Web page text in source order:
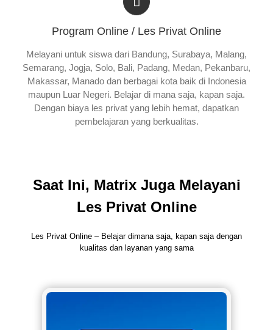
Program Online / Les Privat Online
Melayani untuk siswa dari Bandung, Surabaya, Malang,
Semarang, Jogja, Solo, Bali, Padang, Medan, Pekanbaru,
Makassar, Manado dan berbagai kota baik di Indonesia
maupun Luar Negeri. Belajar di mana saja, kapan saja.
Dengan biaya les privat yang lebih hemat, dapatkan
pembelajaran yang berkualitas.
Saat Ini, Matrix Juga Melayani
Les Privat Online
Les Privat Online – Belajar dimana saja, kapan saja dengan
kualitas dan layanan yang sama